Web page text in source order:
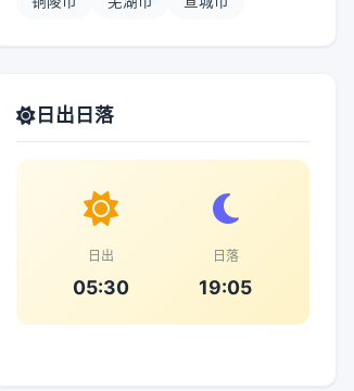
日出日落
日出
05:30
日落
19:05